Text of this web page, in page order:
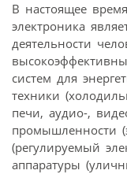
В настоящее
электроника
деятельности
систем для
техники
печи, аудио-,
промышленности
(регулируемый
аппаратуры